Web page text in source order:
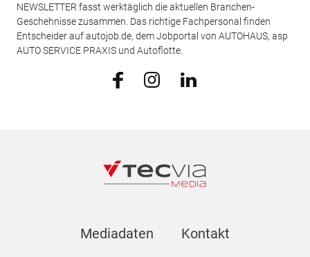
NEWSLETTER fasst werktäglich die aktuellen Branchen-
Geschehnisse zusammen. Das richtige Fachpersonal finden
Entscheider auf autojob.de, dem Jobportal von AUTOHAUS, asp
AUTO SERVICE PRAXIS und Autoflotte.
Mediadaten Kontakt